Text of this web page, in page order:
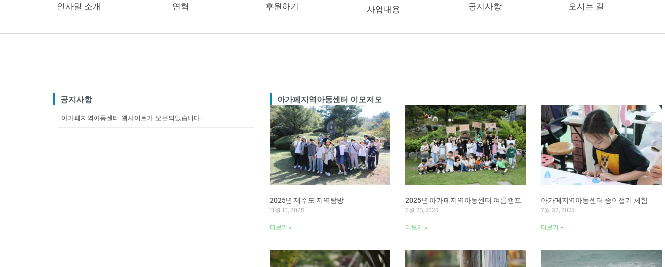
인사말 소개 연혁 후원하기 사업내용 공지사항 오시는 길
공지사항
아가페지역아동센터 웹사이트가 오픈되었습니다.
아가페지역아동센터 이모저모
2025년 제주도 지역탐방
11월 10, 2025
더보기 »
2025년 아가페지역아동센터 여름캠프
7월 23, 2025
더보기 »
아가페지역아동센터 종이접기 체험
7월 22, 2025
더보기 »
PagePage